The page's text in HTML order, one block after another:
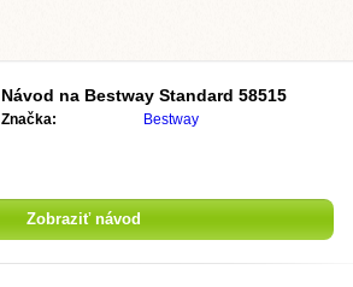
Návod na Bestway Standard 58515
Značka: Bestway
Zobraziť návod